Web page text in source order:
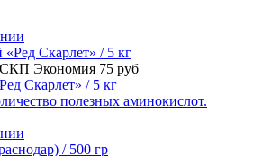
СКП Экономия 75 руб
Скарлет» / 5 кг
полезных аминокислот.